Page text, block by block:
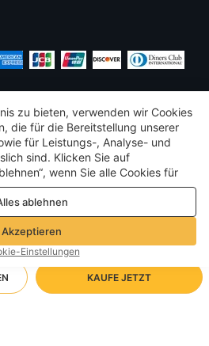
KAUFE JETZT
Austria
2026 Voghion
& amp; Bedingungen
und Cookie-Richtlinie
Richtlinien
zu bieten, verwenden wir Cookies
die für die Bereitstellung unserer
für Leistungs-, Analyse- und
sind. Klicken Sie auf
wenn Sie alle Cookies für
zulassen oder
Informationen finden Sie in unserer
ablehnen
Akzeptieren
Einstellungen